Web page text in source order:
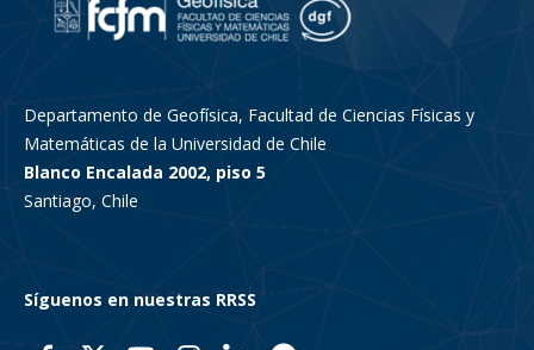
Departamento de Geofísica, Facultad de Ciencias Físicas y
Matemáticas de la Universidad de Chile
Blanco Encalada 2002, piso 5
Santiago, Chile
Síguenos en nuestras RRSS